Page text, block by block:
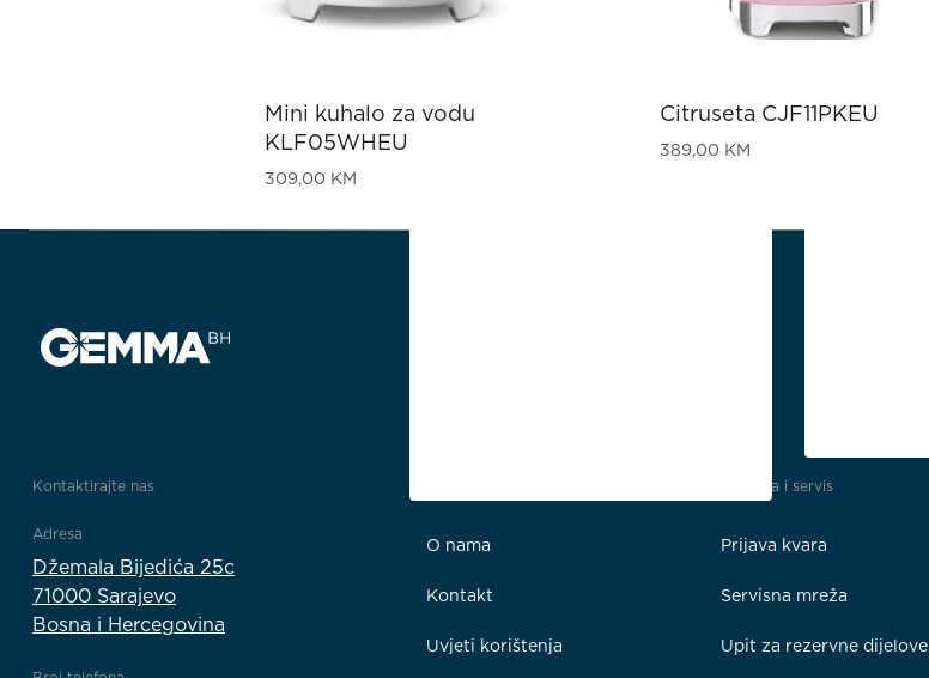
Mini kuhalo za vodu
KLF05WHEU
309,00 KM
Citruseta CJF11PKEU
389,00 KM
Kontaktirajte nas
Adresa
Džemala Bijedića 25c
71000 Sarajevo
Bosna i Hercegovina
O nama
Kontakt
Uvjeti korištenja
Podrška i servis
Prijava kvara
Servisna mreža
Upit za rezervne dijelove